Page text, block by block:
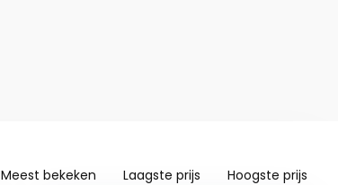
Meest bekeken Laagste prijs Hoogste prijs